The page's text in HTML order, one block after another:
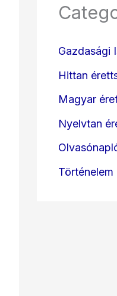
Gazdasági
Hittan
Magyar
Nyelvtan
Történelem